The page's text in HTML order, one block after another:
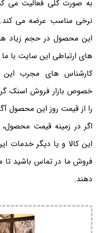
به صورت کلی فعالیت می
نرخی مناسب عرضه می کند.
این محصول در حجم زیاد
های ارتباطی این سایت با
کارشناس های مجرب این
خصوص بازار فروش اسنک
را از قیمت روز این محصول
اگر در زمینه قیمت
این کالا و یا دیگر خدمات
فروش ما در تماس باشید تا
دهند.